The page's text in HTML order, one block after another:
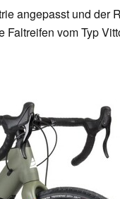
angepasst und der
vom Typ